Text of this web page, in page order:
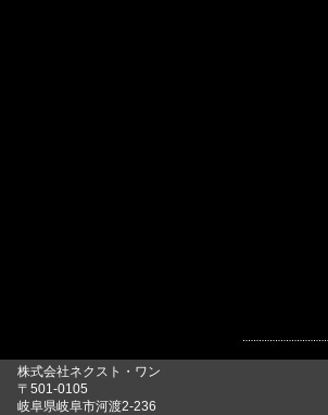
株式会社ネクスト・ワン
〒501-0105
岐阜県岐阜市河渡2-236